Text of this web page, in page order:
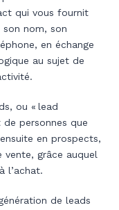
qui vous fournit
nom, son
en échange
au sujet de
ou « lead
personnes que
en prospects,
grâce auquel
l’achat.
de leads